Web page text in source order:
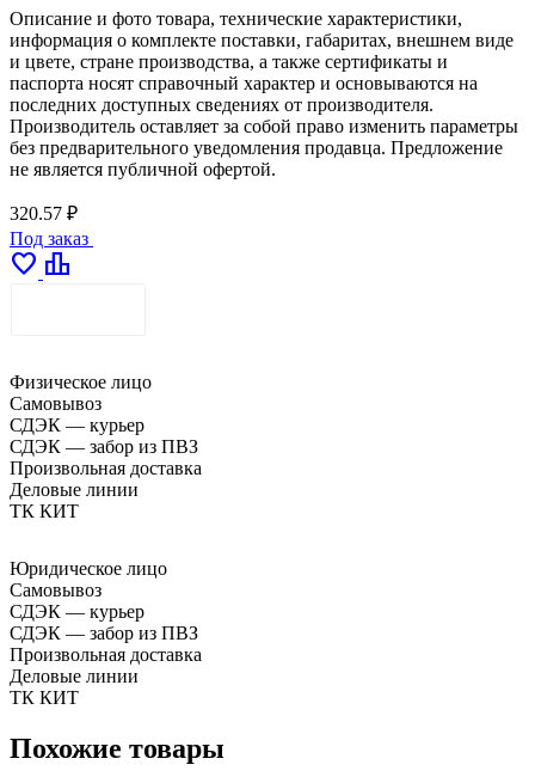
Описание и фото товара, технические характеристики,
информация о комплекте поставки, габаритах, внешнем виде
и цвете, стране производства, а также сертификаты и
паспорта носят справочный характер и основываются на
последних доступных сведениях от производителя.
Производитель оставляет за собой право изменить параметры
без предварительного уведомления продавца. Предложение
не является публичной офертой.
320.57 ₽
Под заказ
favorite leaderboard
Физическое лицо
Самовывоз
СДЭК — курьер
СДЭК — забор из ПВЗ
Произвольная доставка
Деловые линии
ТК КИТ
Юридическое лицо
Самовывоз
СДЭК — курьер
СДЭК — забор из ПВЗ
Произвольная доставка
Деловые линии
ТК КИТ
Похожие товары